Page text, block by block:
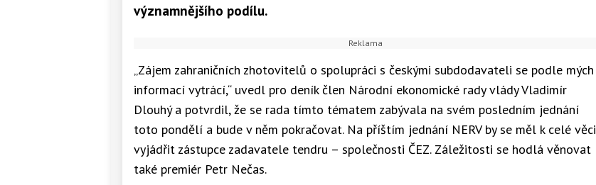
významnějšího podílu.
„Zájem zahraničních zhotovitelů o spolupráci s českými subdodavateli se podle mých
informací vytrácí,“ uvedl pro deník člen Národní ekonomické rady vlády Vladimír
Dlouhý a potvrdil, že se rada tímto tématem zabývala na svém posledním jednání
toto pondělí a bude v něm pokračovat. Na příštím jednání NERV by se měl k celé věci
vyjádřit zástupce zadavatele tendru – společnosti ČEZ. Záležitosti se hodlá věnovat
také premiér Petr Nečas.